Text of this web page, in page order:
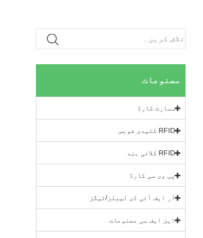
مصنوعات
سمارٹ کارڈ
RFID کلیدی فوبس
RFID کلائی بند
پی وی سی کارڈ
آر ایف آئی ڈی لیبلز/ٹیگز
این ایف سی مصنوعات